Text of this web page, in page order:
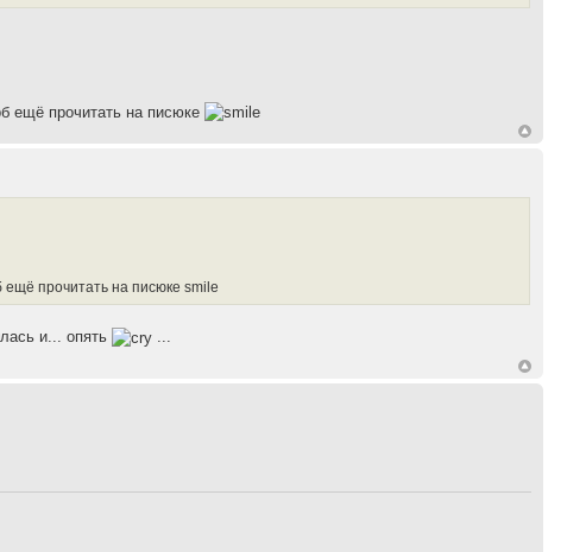
ещё прочитать на писюке
ещё прочитать на писюке smile
и... опять ...